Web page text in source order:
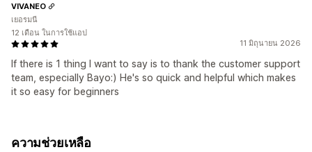
11 มิถุนายน 2026
If there is 1 thing I want to say is to thank the customer support
team, especially Bayo:) He's so quick and helpful which makes
it so easy for beginners
VIVANEO
เยอรมนี
12 เดือน ในการใช้แอป
ความช่วยเหลือ